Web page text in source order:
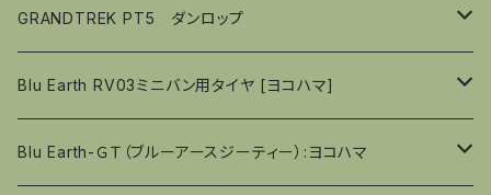
偏平率（％）５０
偏平率（％）５５
偏平率（％）55
偏平率（％）60
偏平率（％）55
19ｲﾝﾁ
偏平率（％）50
15ｲﾝﾁ
16ｲﾝﾁ
17ｲﾝﾁ
１３ｲﾝﾁ
偏平率（％）80
偏平率（％）70
１４ｲﾝﾁ
偏平率（％）70
１５ｲﾝﾁ
GRANDTREK PT5 ダンロップ
15ｲﾝﾁ
16ｲﾝﾁ
Blu Earth RV03ミニバン用タイヤ [ヨコハマ]
15ｲﾝﾁ
Blu Earth-ＧＴ（ブルーアースジーティー）:ヨコハマ